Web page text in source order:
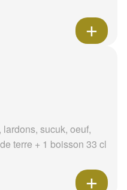
sucuk, oeuf,
terre + 1 boisson 33 cl